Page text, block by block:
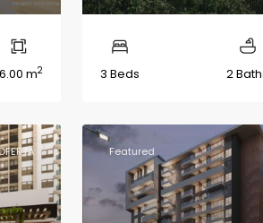
m2 3 Beds 2
Featured